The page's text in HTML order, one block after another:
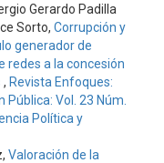
Gerardo Padilla
Sorto, Corrupción y
generador de
redes a la concesión
, Revista Enfoques:
Vol. 23 Núm.
Política y
Valoración de la